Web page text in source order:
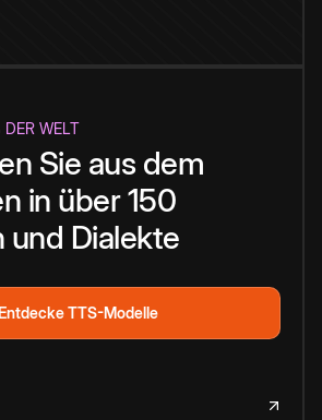
WELT
Sie aus dem
in über 150
und Dialekte
TTS-Modelle